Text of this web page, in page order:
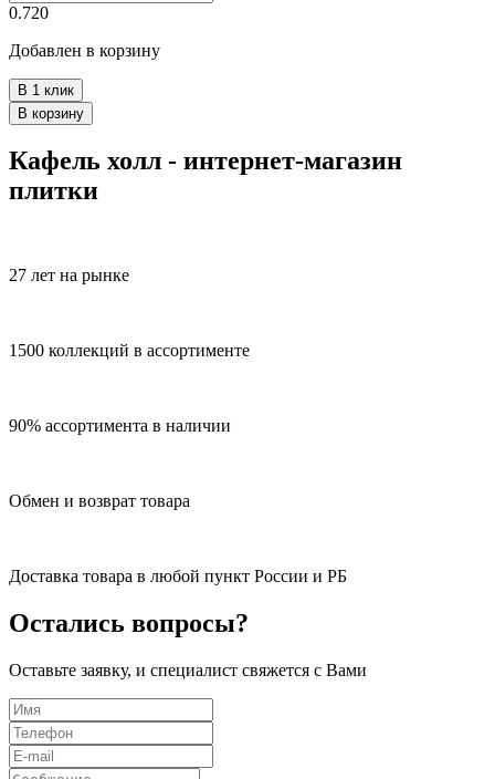
0.720
Добавлен в корзину
В 1 клик
В корзину
Кафель холл - интернет-магазин
плитки
27 лет на рынке
1500 коллекций в ассортименте
90% ассортимента в наличии
Обмен и возврат товара
Доставка товара в любой пункт России и РБ
Остались вопросы?
Оставьте заявку, и специалист свяжется с Вами